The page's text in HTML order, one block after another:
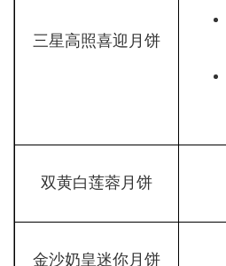
三星高照喜迎月饼
双黄白莲蓉月饼
金沙奶皇迷你月饼